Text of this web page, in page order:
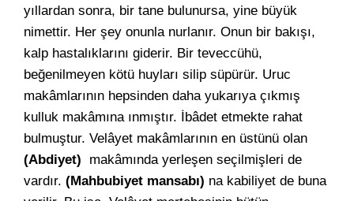
yıllardan sonra, bir tane bulunursa, yine büyük
nimettir. Her şey onunla nurlanır. Onun bir bakışı,
kalp hastalıklarını giderir. Bir teveccühü,
beğenilmeyen kötü huyları silip süpürür. Uruc
makâmlarının hepsinden daha yukarıya çıkmış
kulluk makâmına ınmıştır. İbâdet etmekte rahat
bulmuştur. Velâyet makâmlarının en üstünü olan
(Abdiyet) makâmında yerleşen seçilmişleri de
vardır. (Mahbubiyet mansabı) na kabiliyet de buna